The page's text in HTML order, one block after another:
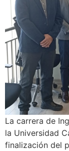
La carrera de
la Universidad
finalización del